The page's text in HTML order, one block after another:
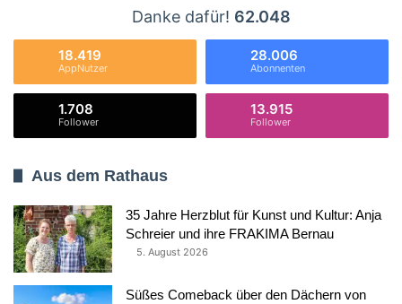
Danke dafür! 62.048
18.419
AppNutzer
28.006
Abonnenten
1.708
Follower
13.915
Follower
Aus dem Rathaus
35 Jahre Herzblut für Kunst und Kultur: Anja
Schreier und ihre FRAKIMA Bernau
5. August 2026
Süßes Comeback über den Dächern von